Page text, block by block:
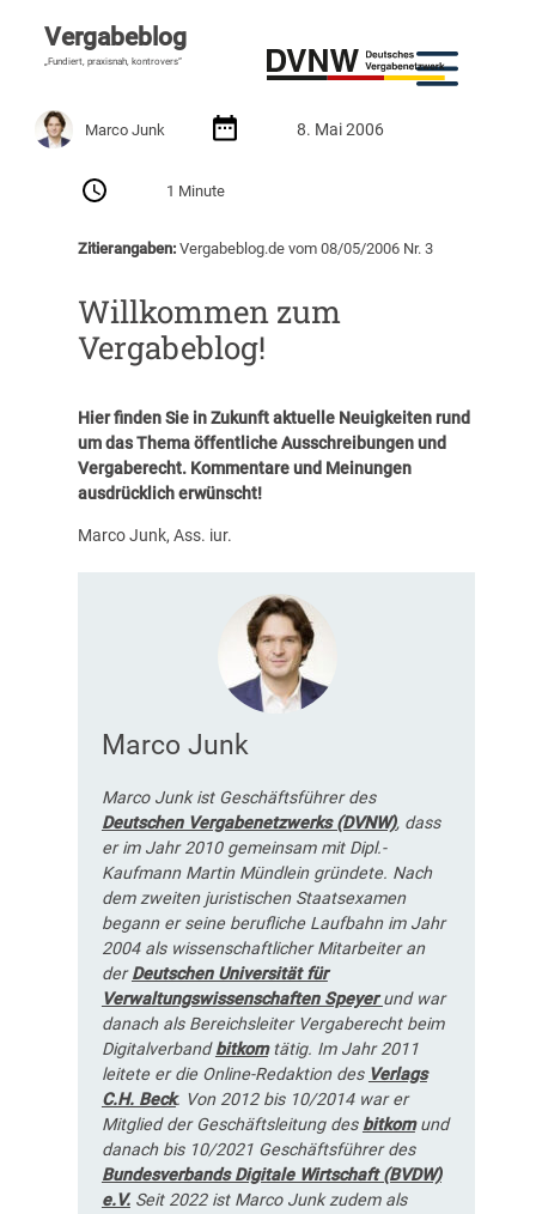
Vergabeblog
„Fundiert, praxisnah, kontrovers“
Marco Junk 8. Mai 2006
1 Minute
Zitierangaben:Vergabeblog.de vom 08/05/2006 Nr. 3
Willkommen zum
Vergabeblog!
Hier finden Sie in Zukunft aktuelle Neuigkeiten rund
um das Thema öffentliche Ausschreibungen und
Vergaberecht. Kommentare und Meinungen
ausdrücklich erwünscht!
Marco Junk, Ass. iur.
Marco Junk
Marco Junk ist Geschäftsführer des
Deutschen Vergabenetzwerks (DVNW), dass
er im Jahr 2010 gemeinsam mit Dipl.-
Kaufmann Martin Mündlein gründete. Nach
dem zweiten juristischen Staatsexamen
begann er seine berufliche Laufbahn im Jahr
2004 als wissenschaftlicher Mitarbeiter an
derDeutschen Universität für
Verwaltungswissenschaften Speyerund war
danach als Bereichsleiter Vergaberecht beim
Digitalverbandbitkomtätig. Im Jahr 2011
leitete er die Online-Redaktion des Verlags
C.H. Beck. Von 2012 bis 10/2014 war er
Mitglied der Geschäftsleitung des bitkomund
danach bis 10/2021 Geschäftsführer des
Bundesverbands Digitale Wirtschaft (BVDW)
e.V.Seit 2022 ist Marco Junk zudem als